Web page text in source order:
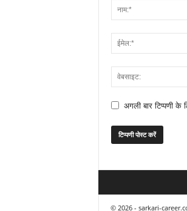
अगली बार टिप्पणी
© 2026 - sarkari-